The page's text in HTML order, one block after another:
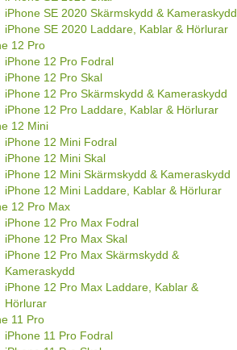
iPhone SE 2020 Skärmskydd & Kameraskydd
iPhone SE 2020 Laddare, Kablar & Hörlurar
12 Pro
iPhone 12 Pro Fodral
iPhone 12 Pro Skal
iPhone 12 Pro Skärmskydd & Kameraskydd
iPhone 12 Pro Laddare, Kablar & Hörlurar
12 Mini
iPhone 12 Mini Fodral
iPhone 12 Mini Skal
iPhone 12 Mini Skärmskydd & Kameraskydd
iPhone 12 Mini Laddare, Kablar & Hörlurar
12 Pro Max
iPhone 12 Pro Max Fodral
iPhone 12 Pro Max Skal
iPhone 12 Pro Max Skärmskydd &
Kameraskydd
iPhone 12 Pro Max Laddare, Kablar &
Hörlurar
11 Pro
iPhone 11 Pro Fodral